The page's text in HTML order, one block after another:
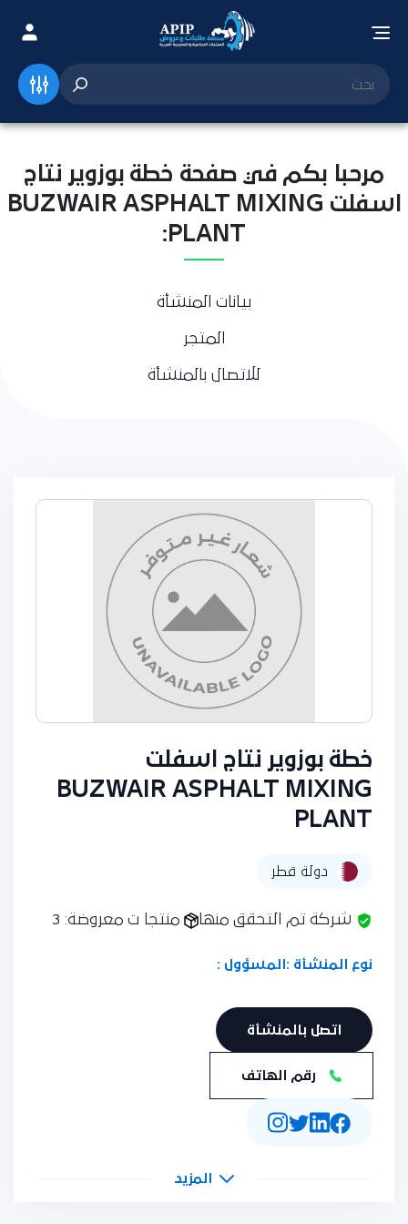
مرحبا بكم في صفحة خطة بوزوير نتاج
اسفلت BUZWAIR ASPHALT MIXING
PLANT:
بيانات المنشأة
المتجر
للاتصال بالمنشأة
خطة بوزوير نتاج اسفلت
BUZWAIR ASPHALT MIXING
PLANT
دولة قطر
شركة تم التحقق منها منتجا ت معروضة: 3
نوع المنشأة : المسؤول :
اتصل بالمنشأة
رقم الهاتف
المزيد